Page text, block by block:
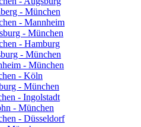
- München
- Mannheim
- München
- Hamburg
- München
- München
- Köln
- München
- Ingolstadt
- München
- Düsseldorf